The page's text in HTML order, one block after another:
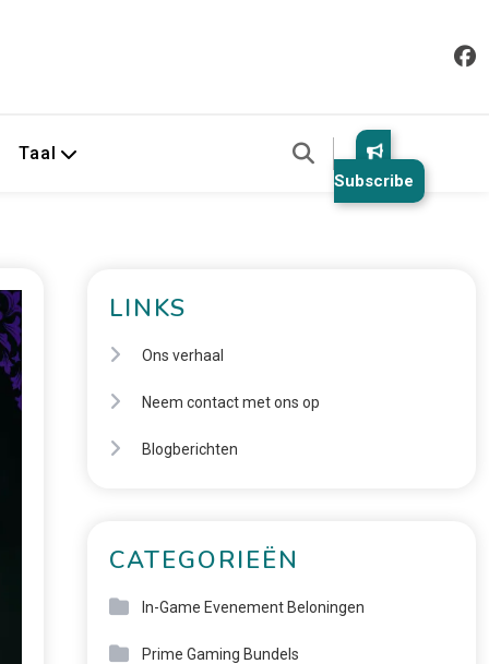
Taal
Subscribe
LINKS
Ons verhaal
Neem contact met ons op
Blogberichten
CATEGORIEËN
In-Game Evenement Beloningen
Prime Gaming Bundels